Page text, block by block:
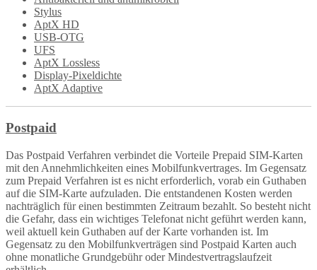
Stylus
AptX HD
USB-OTG
UFS
AptX Lossless
Display-Pixeldichte
AptX Adaptive
Postpaid
Das Postpaid Verfahren verbindet die Vorteile Prepaid SIM-Karten
mit den Annehmlichkeiten eines Mobilfunkvertrages. Im Gegensatz
zum Prepaid Verfahren ist es nicht erforderlich, vorab ein Guthaben
auf die SIM-Karte aufzuladen. Die entstandenen Kosten werden
nachträglich für einen bestimmten Zeitraum bezahlt. So besteht nicht
die Gefahr, dass ein wichtiges Telefonat nicht geführt werden kann,
weil aktuell kein Guthaben auf der Karte vorhanden ist. Im
Gegensatz zu den Mobilfunkverträgen sind Postpaid Karten auch
ohne monatliche Grundgebühr oder Mindestvertragslaufzeit